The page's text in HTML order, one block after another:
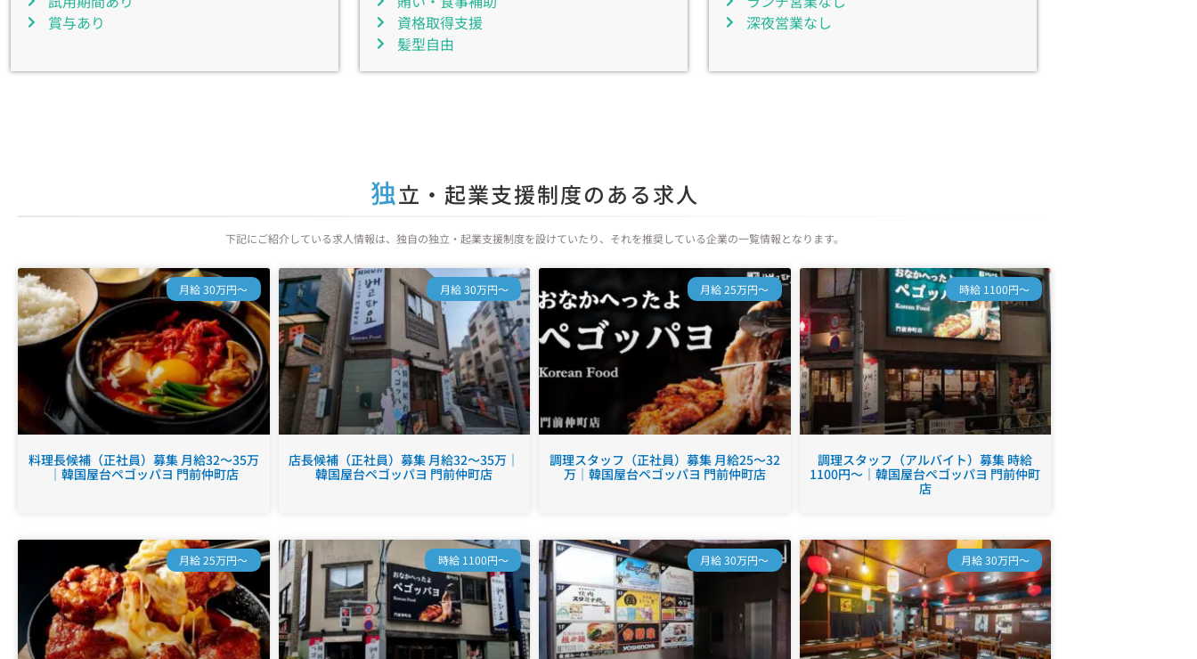
賞与あり
資格取得支援
髪型自由
深夜営業なし
独立・起業支援制度のある求人
下記にご紹介している求人情報は、独自の独立・起業支援制度を設けていたり、それを推奨している企業の一覧情報となります。
月給 30万円～
料理長候補（正社員）募集 月給32～35万
｜韓国屋台ペゴッパヨ 門前仲町店
月給 30万円～
店長候補（正社員）募集 月給32～35万｜
韓国屋台ペゴッパヨ 門前仲町店
月給 25万円～
調理スタッフ（正社員）募集 月給25～32
万｜韓国屋台ペゴッパヨ 門前仲町店
時給 1100円～
調理スタッフ（アルバイト）募集 時給
1100円～｜韓国屋台ペゴッパヨ 門前仲町
店
月給 25万円～ 時給 1100円～ 月給 30万円～ 月給 30万円～